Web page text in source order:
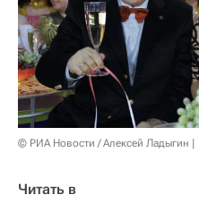
© РИА Новости / Алексей Ладыгин
Читать в